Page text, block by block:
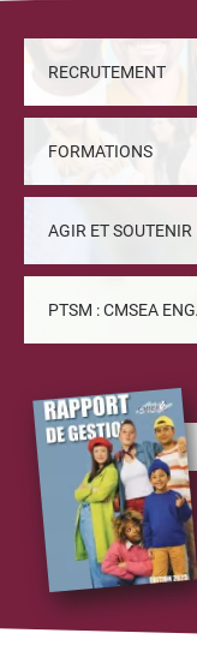
RECRUTEMENT
FORMATIONS
AGIR ET SOUTENIR
PTSM : CMSEA